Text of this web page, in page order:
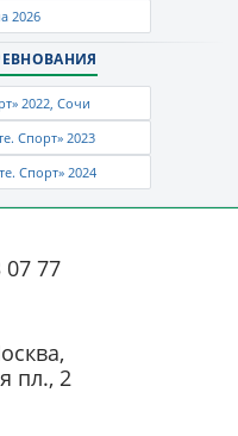
2026
2022, Сочи
Спорт» 2023
Спорт» 2024
07 77
пл., 2